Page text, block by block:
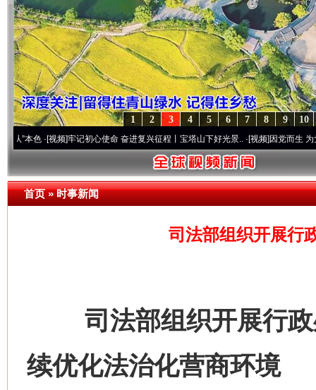
10
9
8
7
6
5
4
3
2
1
·[视频]牢记初心使命 奋进复兴征程丨宝塔山下好光景..·[视频]因党而生 为党而战
首页»时事新闻
司法部组织开展行
司法部组织开展行政
续优化法治化营商环境